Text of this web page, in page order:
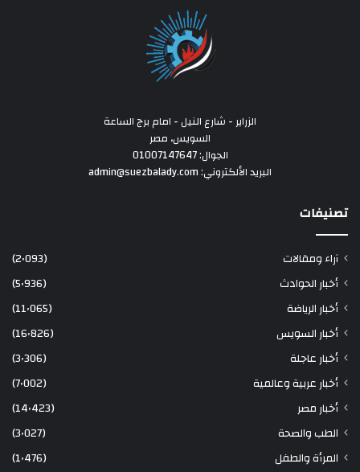
الزراير - شارع النيل - امام برج الساعة
السويس، مصر
الجوال: 01007147647
البريد الألكتروني: admin@suezbalady.com
تصنيفات
آراء ومقالات
(2٬093)
أخبار الحوادث
(5٬936)
أخبار الرياضة
(11٬065)
أخبار السويس
(16٬826)
أخبار عاجلة
(3٬306)
أخبار عربية وعالمية
(7٬002)
أخبار مصر
(14٬423)
الطب والصحة
(3٬027)
المرأة والطفل
(1٬476)